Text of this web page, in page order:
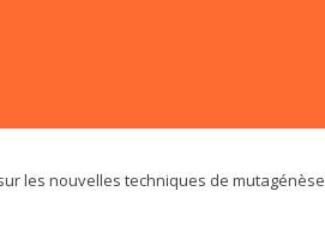
les nouvelles techniques de mutagénèse